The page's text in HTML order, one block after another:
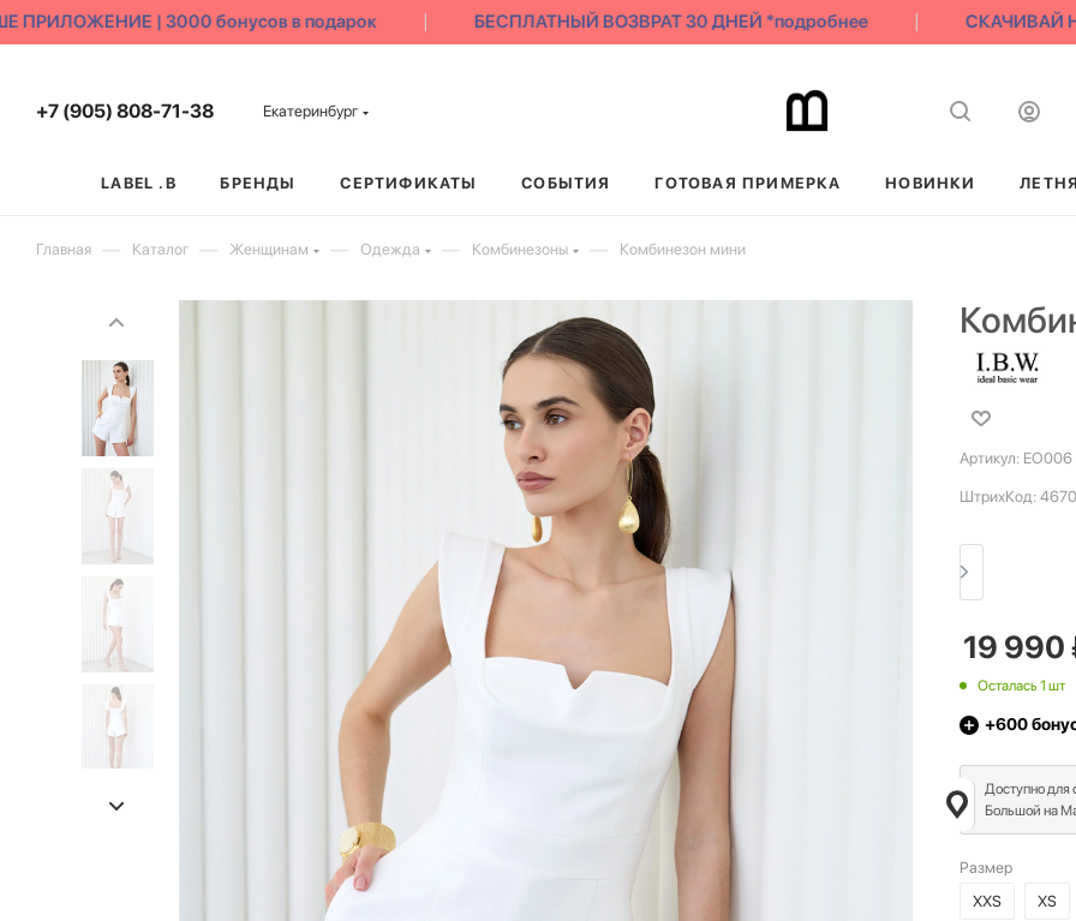
| 3000 бонусов в подарок БЕСПЛАТНЫЙ ВОЗВРАТ 30 ДНЕЙ *подробнее СКАЧИВАЙ
+7 (905) 808-71-38 Екатеринбург
LABEL .B БРЕНДЫ СЕРТИФИКАТЫ СОБЫТИЯ ГОТОВАЯ ПРИМЕРКА НОВИНКИ
Главная — Каталог — Женщинам — Одежда — Комбинезоны — Комбинезон мини
Артикул: EO006
ШтрихКод:
19 990
Осталась 1 шт
+600
Доступно для
Большой на
Размер
XXS
XS